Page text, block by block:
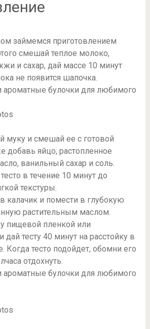
займемся приготовлением
смешай теплое молоко,
и сахар, дай массе 10 минут
не появится шапочка.
муку и смешай ее с готовой
добавь яйцо, растопленное
ванильный сахар и соль.
в течение 10 минут до
текстуры.
калачик и помести в глубокую
растительным маслом.
пищевой пленкой или
дай тесту 40 минут на расстойку в
Когда тесто подойдет, обомни его
отдохнуть.